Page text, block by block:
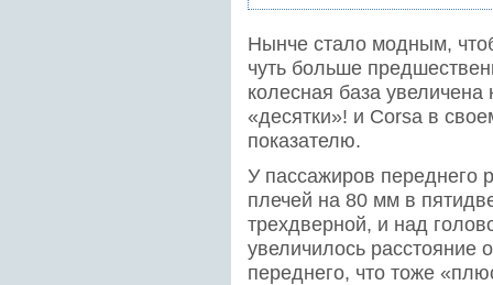
Нынче стало модным,
чуть больше
колесная база
«десятки»! и Corsa в
показателю.
У пассажиров переднего
плечей на 80 мм в
трехдверной, и над
увеличилось расстояние
переднего, что тоже